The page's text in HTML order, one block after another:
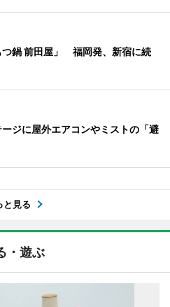
つ鍋 前田屋」 福岡発、新宿に続
ジに屋外エアコンやミストの「避
と見る
・遊ぶ